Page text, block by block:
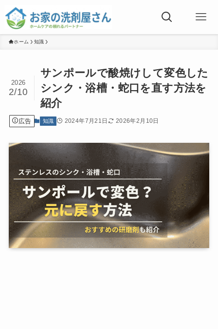
ホーム 知識
サンポールで酸焼けして変色した
シンク・浴槽・蛇口を直す方法を
紹介
2026
2/10
広告 知識 2024年7月21日 2026年2月10日